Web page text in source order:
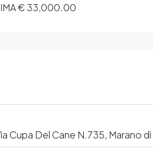
€ 33,000.00
Cupa Del Cane N.735, Marano